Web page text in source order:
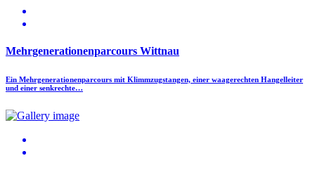
Mehrgenerationenparcours Wittnau
Ein Mehrgenerationenparcours mit Klimmzugstangen, einer waagerechten Hangelleiter
und einer senkrechte…